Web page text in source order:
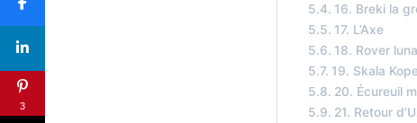
16. Breki la
17. L’Axe
18. Rover
19. Skala
20. Écureuil
21. Retour
3